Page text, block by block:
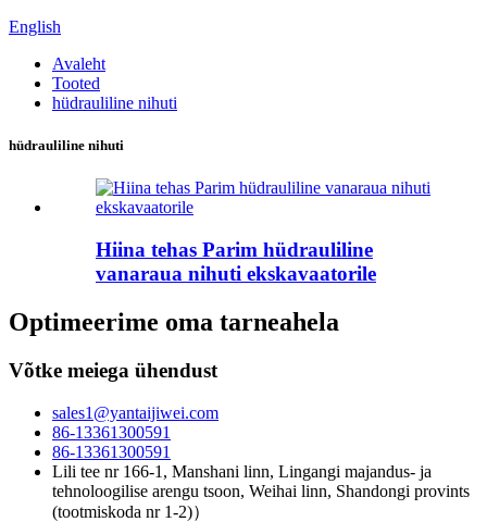
English
Avaleht
Tooted
hüdrauliline nihuti
hüdrauliline nihuti
Hiina tehas Parim hüdrauliline
vanaraua nihuti ekskavaatorile
Optimeerime oma tarneahela
Võtke meiega ühendust
sales1@yantaijiwei.com
86-13361300591
86-13361300591
Lili tee nr 166-1, Manshani linn, Lingangi majandus- ja
tehnoloogilise arengu tsoon, Weihai linn, Shandongi provints
(tootmiskoda nr 1-2)）